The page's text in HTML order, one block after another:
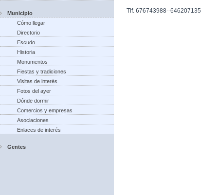
Municipio
Cómo llegar
Directorio
Escudo
Historia
Monumentos
Fiestas y tradiciones
Visitas de interés
Fotos del ayer
Dónde dormir
Comercios y empresas
Asociaciones
Enlaces de interés
Gentes
Tlf. 676743988--646207135